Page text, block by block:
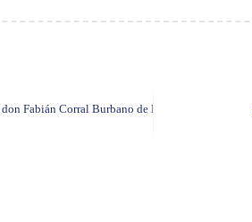
Fabián Corral Burbano de Lara